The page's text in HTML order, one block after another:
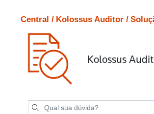
Central / Kolossus Auditor /
Kolossus